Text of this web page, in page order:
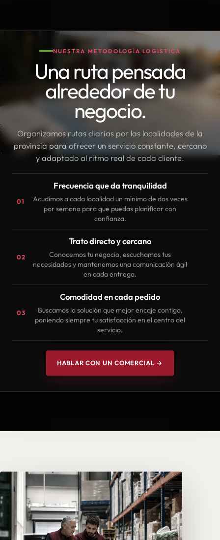
NUESTRA METODOLOGÍA LOGÍSTICA
Una ruta pensada
alrededor de tu
negocio.
Organizamos rutas diarias por las localidades de la
provincia para ofrecer un servicio constante, cercano
y adaptado al ritmo real de cada cliente.
01
Frecuencia que da tranquilidad
Acudimos a cada localidad un mínimo de dos veces
por semana para que puedas planificar con
confianza.
02
Trato directo y cercano
Conocemos tu negocio, escuchamos tus
necesidades y mantenemos una comunicación ágil
en cada entrega.
03
Comodidad en cada pedido
Buscamos la solución que mejor encaje contigo,
poniendo siempre tu satisfacción en el centro del
servicio.
HABLAR CON UN COMERCIAL →